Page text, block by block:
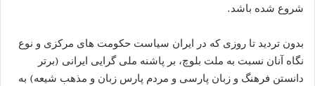
شروع شده باشد.
بدون تردید تا روزی که در ایران سیاست حکومت های مرکزی و نوع
نگاه آنان نسبت به ملت بلوچ، بر پاشنه ملی گرایی ایرانی (برتر
دانستن فرهنگ و زبان پارسی و مردم پارس زبان و مذهب شیعه) به